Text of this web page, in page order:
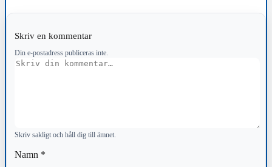
Skriv en kommentar
Din e-postadress publiceras inte.
Kommentar
Skriv sakligt och håll dig till ämnet.
Namn *